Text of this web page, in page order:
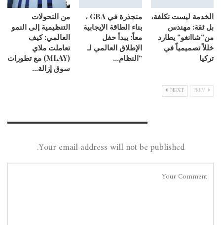
الخدمة ليست تكلفة،
بل ثقة: مهندس
من”شاانغو” يطارد
خللاً تصميمياً في
تركيا
متجذرة في GBA ،
بناء الطاقة الإيجابية
معاً: يبدأ حفل
الإطلاق العالمي لـ
“النظام…
من التحولات
التنظيمية إلى النمو
العالمي: كيف
تعاملت ملاي
(MLAY) مع تطورات
سوق إزالة…
NEXT
Your email address will not be published.